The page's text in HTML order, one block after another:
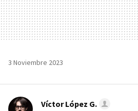
3 Noviembre 2023
Víctor López G.